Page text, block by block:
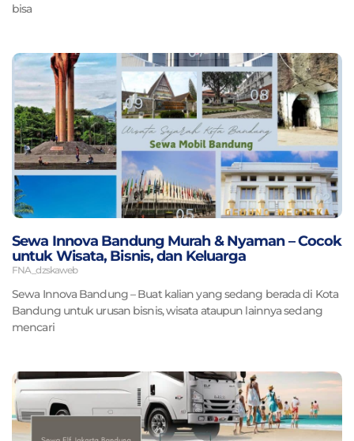
bisa
Sewa Innova Bandung Murah & Nyaman – Cocok
untuk Wisata, Bisnis, dan Keluarga
FNA_dzskaweb
Sewa Innova Bandung – Buat kalian yang sedang berada di Kota
Bandung untuk urusan bisnis, wisata ataupun lainnya sedang
mencari